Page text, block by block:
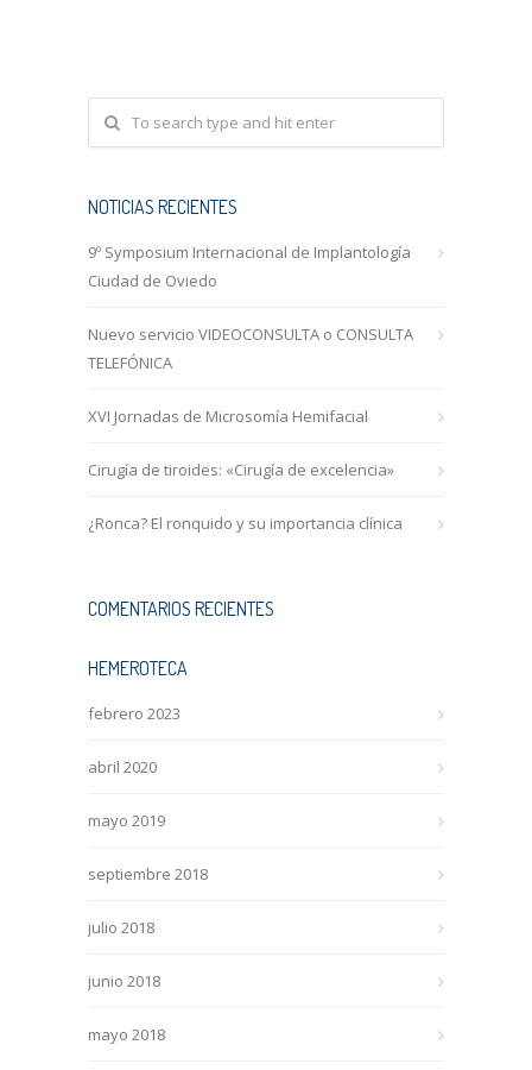
NOTICIAS RECIENTES
9º Symposium Internacional de Implantología
Ciudad de Oviedo
Nuevo servicio VIDEOCONSULTA o CONSULTA
TELEFÓNICA
XVI Jornadas de Microsomía Hemifacial
Cirugía de tiroides: «Cirugía de excelencia»
¿Ronca? El ronquido y su importancia clínica
COMENTARIOS RECIENTES
HEMEROTECA
febrero 2023
abril 2020
mayo 2019
septiembre 2018
julio 2018
junio 2018
mayo 2018